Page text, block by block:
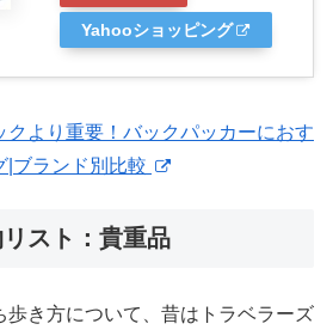
Yahooショッピング
クより重要！バックパッカーにおす
|ブランド別比較
スト：貴重品
歩き方について、昔はトラベラーズ